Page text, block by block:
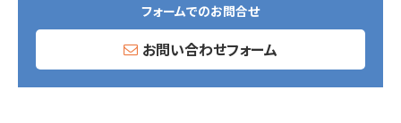
フォームでのお問合せ
お問い合わせフォーム